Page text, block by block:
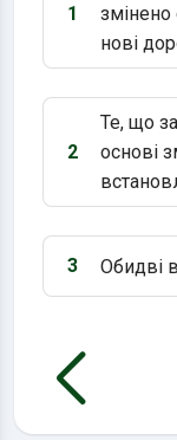
Варіант 1:
1
змінено
нові
Варіант 2:
2
Те, що
основі
Варіант 3:
3 Обидві